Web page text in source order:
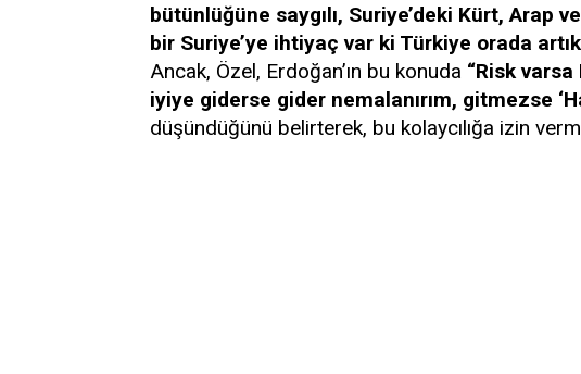
bütünlüğüne saygılı, Suriye’deki Kürt, Arap
bir Suriye’ye ihtiyaç var ki Türkiye orada
Ancak, Özel, Erdoğan’ın bu konuda “Risk
iyiye giderse gider nemalanırım, gitmezse
düşündüğünü belirterek, bu kolaycılığa izin